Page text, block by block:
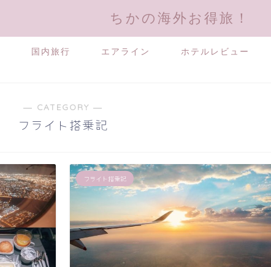
ちかの海外お得旅！
国内旅行 エアライン ホテルレビュー
― CATEGORY ―
フライト搭乗記
フライト搭乗記